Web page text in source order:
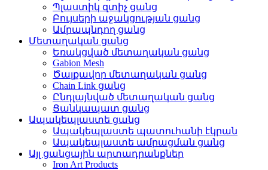
Պլաստիկ զտիչ ցանց
Բույսերի աջակցության ցանց
Ամրապնդող ցանց
Մետաղական ցանց
Եռակցված մետաղական ցանց
Gabion Mesh
Ծալքավոր մետաղական ցանց
Chain Link ցանց
Ընդլայնված մետաղական ցանց
Ցանկապատ ցանց
Ապակեպլաստե ցանց
Ապակեպլաստե պատուհանի էկրան
Ապակեպլաստե ամրացման ցանց
Այլ ցանցային արտադրանքներ
Iron Art Products